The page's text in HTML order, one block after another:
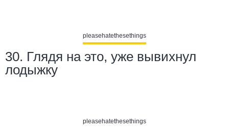
pleasehatethesethings
30. Глядя на это, уже вывихнул
лодыжку
pleasehatethesethings